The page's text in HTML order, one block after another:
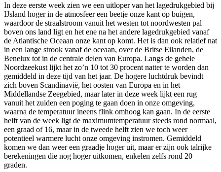
In deze eerste week zien we een uitloper van het lagedrukgebied bij
IJsland hoger in de atmosfeer een beetje onze kant op buigen,
waardoor de straalstroom vanuit het westen tot noordwesten pal
boven ons land ligt en het ene na het andere lagedrukgebied vanaf
de Atlantische Oceaan onze kant op komt. Het is dan ook relatief nat
in een lange strook vanaf de oceaan, over de Britse Eilanden, de
Benelux tot in de centrale delen van Europa. Langs de gehele
Noordzeekust lijkt het zo’n 10 tot 30 procent natter te worden dan
gemiddeld in deze tijd van het jaar. De hogere luchtdruk bevindt
zich boven Scandinavië, het oosten van Europa en in het
Middellandse Zeegebied, maar later in deze week lijkt een rug
vanuit het zuiden een poging te gaan doen in onze omgeving,
waarna de temperatuur ineens flink omhoog kan gaan. In de eerste
helft van de week ligt de maximumtemperatuur steeds rond normaal,
een graad of 16, maar in de tweede helft zien we toch weer
potentieel warmere lucht onze omgeving instromen. Gemiddeld
komen we dan weer een graadje hoger uit, maar er zijn ook talrijke
berekeningen die nog hoger uitkomen, enkelen zelfs rond 20
graden.